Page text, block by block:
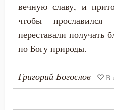
Искушение в
Исповедь
Исправление
вечную славу, и
чтобы
переставали получать
по Богу природы.
Григорий Богослов В